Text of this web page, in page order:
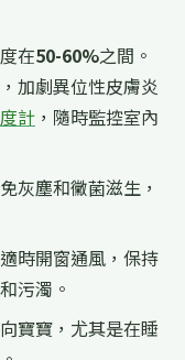
在50-60%之間。
加劇異位性皮膚炎
計 ，隨時監控室內
灰塵和黴菌滋生，
時開窗通風，保持
污濁。
寶寶，尤其是在睡